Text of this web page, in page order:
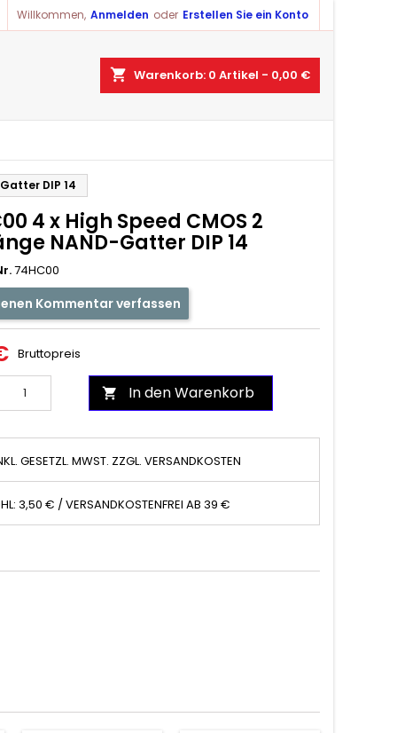
Willkommen, Anmelden oder Erstellen Sie ein Konto
shopping_cart Warenkorb: 0 Artikel - 0,00 €
DIP 14
4 x High Speed CMOS 2
NAND-Gatter DIP 14
74HC00
Kommentar verfassen
Bruttopreis
 In den Warenkorb
GESETZL. MWST. ZZGL. VERSANDKOSTEN
3,50 € / VERSANDKOSTENFREI AB 39 €